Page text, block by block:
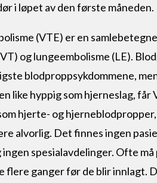
i løpet av den første måneden.
(VTE) er en
og lungeembolisme (LE).
blodproppsykdommene,
like hyppig som hjerneslag, får
hjerte- og
alvorlig. Det finnes ingen
spesialavdelinger. Ofte
flere ganger før de blir innlagt.